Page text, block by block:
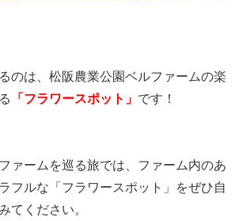
のは、松阪農業公園ベルファームの楽
「フラワースポット」 です！
ァームを巡る旅では、ファーム内のあ
フルな「フラワースポット」をぜひ自
てください。